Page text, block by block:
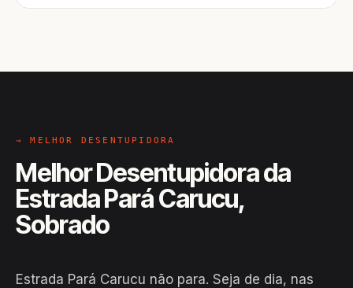
→ MELHOR DESENTUPIDORA
Melhor Desentupidora da
Estrada Pará Carucu,
Sobrado
Estrada Pará Carucu não para. Seja de dia, nas